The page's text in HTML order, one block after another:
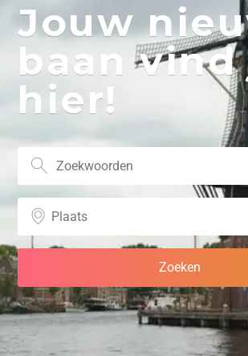
Jouw
baan vind
hier!